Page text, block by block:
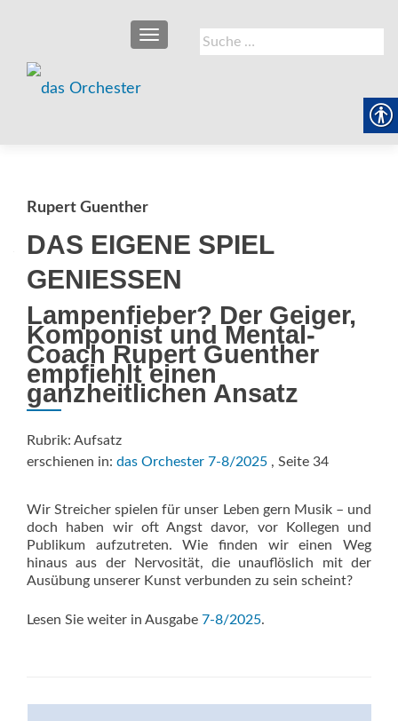
Suche
nach:
SCHALTE NAVIGATION
Rupert Guenther
DAS EIGENE SPIEL
GENIESSEN
Lampenfieber? Der Geiger,
Komponist und Mental-
Coach Rupert Guenther
empfiehlt ­einen
ganzheitlichen Ansatz
Rubrik: Aufsatz
erschienen in: das Orchester 7-8/2025 , Seite 34
Wir Streicher spielen für unser Leben gern Musik – und
doch haben wir oft Angst davor, vor Kollegen und
Publikum aufzutreten. Wie finden wir einen Weg
hinaus aus der Nervosität, die unauflöslich mit der
Ausübung unserer Kunst verbunden zu sein scheint?
Lesen Sie weiter in Ausgabe 7-8/2025.